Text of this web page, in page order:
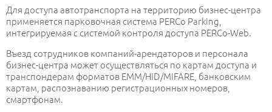
Для доступа автотранспорта на территорию бизнес-центра
применяется парковочная система PERCo Parking,
интегрируемая с системой контроля доступа PERCo-Web.
Въезд сотрудников компаний-арендаторов и персонала
бизнес-центра может осуществляться по картам доступа и
транспондерам форматов EMM/HID/MIFARE, банковским
картам, распознаванию регистрационных номеров,
смартфонам.